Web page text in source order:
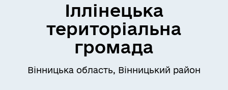
Іллінецька
територіальна
громада
Вінницька область, Вінницький район